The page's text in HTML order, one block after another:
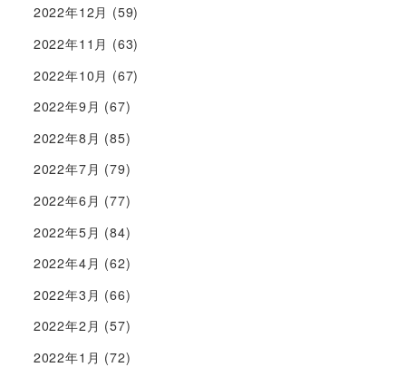
2022年12月 (59)
2022年11月 (63)
2022年10月 (67)
2022年9月 (67)
2022年8月 (85)
2022年7月 (79)
2022年6月 (77)
2022年5月 (84)
2022年4月 (62)
2022年3月 (66)
2022年2月 (57)
2022年1月 (72)